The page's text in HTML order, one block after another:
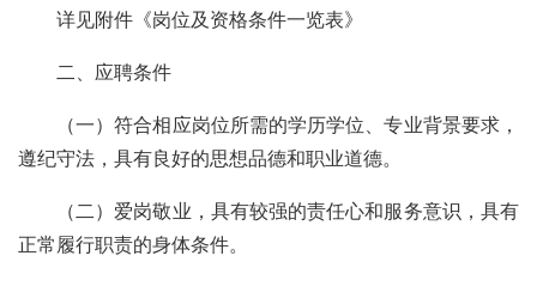
详见附件《岗位及资格条件一览表》
二、应聘条件
（一）符合相应岗位所需的学历学位、专业背景要求，
遵纪守法，具有良好的思想品德和职业道德。
（二）爱岗敬业，具有较强的责任心和服务意识，具有
正常履行职责的身体条件。